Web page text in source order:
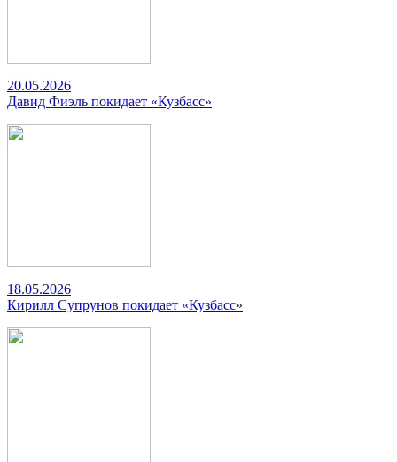
20.05.2026
Давид Фиэль покидает «Кузбасс»
18.05.2026
Кирилл Супрунов покидает «Кузбасс»